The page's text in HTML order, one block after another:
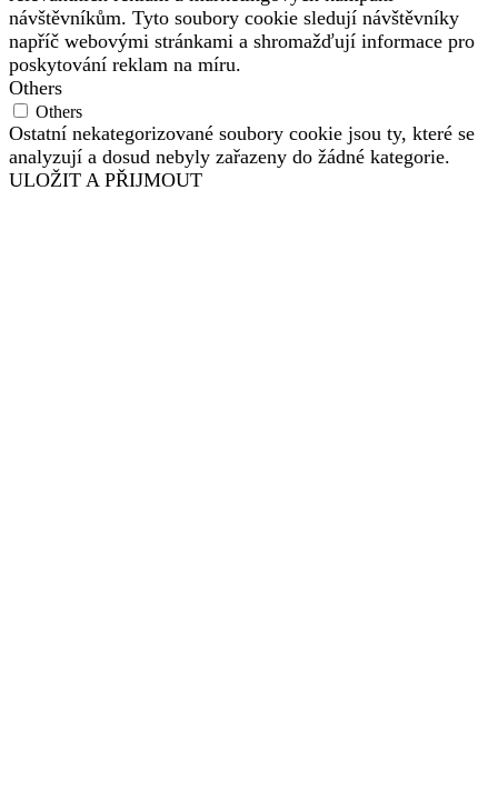
návštěvníkům. Tyto soubory cookie sledují návštěvníky
napříč webovými stránkami a shromažďují informace pro
poskytování reklam na míru.
Others
Others
Ostatní nekategorizované soubory cookie jsou ty, které se
analyzují a dosud nebyly zařazeny do žádné kategorie.
ULOŽIT A PŘIJMOUT